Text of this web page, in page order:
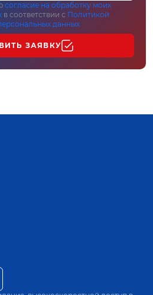
согласие на обработку моих
в соответствии с Политикой
данных
ЗАЯВКУ